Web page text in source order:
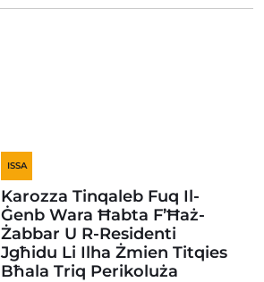
ISSA
Karozza Tinqaleb Fuq Il-
Ġenb Wara Ħabta F’Ħaż-
Żabbar U R-Residenti
Jgħidu Li Ilha Żmien Titqies
Bħala Triq Perikoluża